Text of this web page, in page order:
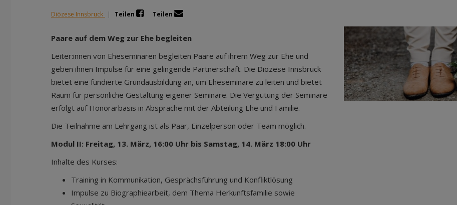
Diözese Innsbruck | Teilen Teilen
Paare auf dem Weg zur Ehe begleiten
Leiter:innen von Eheseminaren begleiten Paare auf ihrem Weg zur Ehe und
geben ihnen Impulse für eine gelingende Partnerschaft. Die Diözese Innsbruck
bietet eine fundierte Grundausbildung an, um Eheseminare zu leiten und bietet
Raum für persönliche Gestaltung eigener Seminare. Die Vergütung der Seminare
erfolgt auf Honorarbasis in Absprache mit der Abteilung Ehe und Familie.
Die Teilnahme am Lehrgang ist als Paar, Einzelperson oder Team möglich.
Modul II: Freitag, 13. März, 16:00 Uhr bis Samstag, 14. März 18:00 Uhr
Inhalte des Kurses:
Training in Kommunikation, Gesprächsführung und Konfliktlösung
Impulse zu Biographiearbeit, dem Thema Herkunftsfamilie sowie